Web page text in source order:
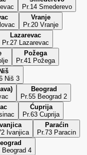
Pr.14 Smederevo
Vranje
Pr.20 Vranje
Lazarevac
Pr.27 Lazarevac
Požega
Pr.41 Požega
Niš
Niš 3
Beograd
Pr.55 Beograd 2
Ćuprija
Pr.63 Cuprija
Ivanjica
Ivanjica
Paraćin
Pr.73 Paracin
Beograd 4